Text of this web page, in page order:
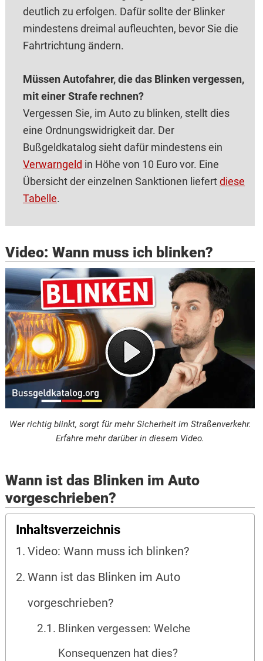
deutlich zu erfolgen. Dafür sollte der Blinker
mindestens dreimal aufleuchten, bevor Sie die
Fahrtrichtung ändern.
Müssen Autofahrer, die das Blinken vergessen,
mit einer Strafe rechnen?
Vergessen Sie, im Auto zu blinken, stellt dies
eine Ordnungswidrigkeit dar. Der
Bußgeldkatalog sieht dafür mindestens ein
Verwarngeld in Höhe von 10 Euro vor. Eine
Übersicht der einzelnen Sanktionen liefertdiese
Tabelle.
Video: Wann muss ich blinken?
Wer richtig blinkt, sorgt für mehr Sicherheit im Straßenverkehr.
Erfahre mehr darüber in diesem Video.
Wann ist das Blinken im Auto
vorgeschrieben?
Inhaltsverzeichnis
Video: Wann muss ich blinken?
Wann ist das Blinken im Auto
vorgeschrieben?
Blinken vergessen: Welche
Konsequenzen hat dies?